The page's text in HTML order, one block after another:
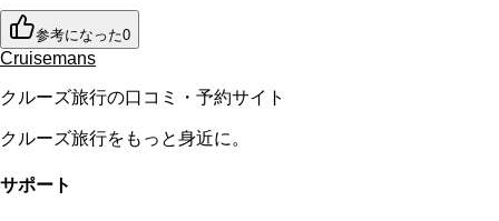
参考になった0
Cruisemans
クルーズ旅行の口コミ・予約サイト
クルーズ旅行をもっと身近に。
サポート